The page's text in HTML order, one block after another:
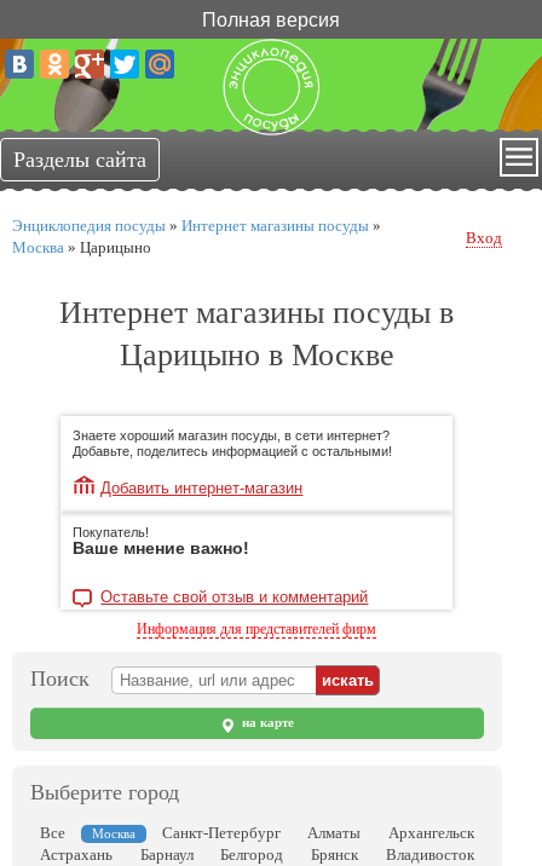
Полная версия
Энциклопедия посуды » Интернет магазины посуды »
Москва » Царицыно
Вход
Интернет магазины посуды в
Царицыно в Москве
Знаете хороший магазин посуды, в сети интернет?
Добавьте, поделитесь информацией с остальными!
Добавить интернет-магазин
Покупатель!
Ваше мнение важно!
Оставьте свой отзыв и комментарий
Информация для представителей фирм
Поиск
на карте
Выберите город
Все Москва Санкт-Петербург Алматы
Архангельск
Астрахань
Барнаул Белгород Брянск
Владивосток